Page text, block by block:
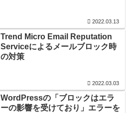
2022.03.13
Trend Micro Email Reputation
Serviceによるメールブロック時
の対策
2022.03.03
WordPressの「ブロックはエラ
ーの影響を受けており」エラーを